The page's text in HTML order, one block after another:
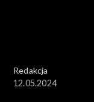
Redakcja
12.05.2024